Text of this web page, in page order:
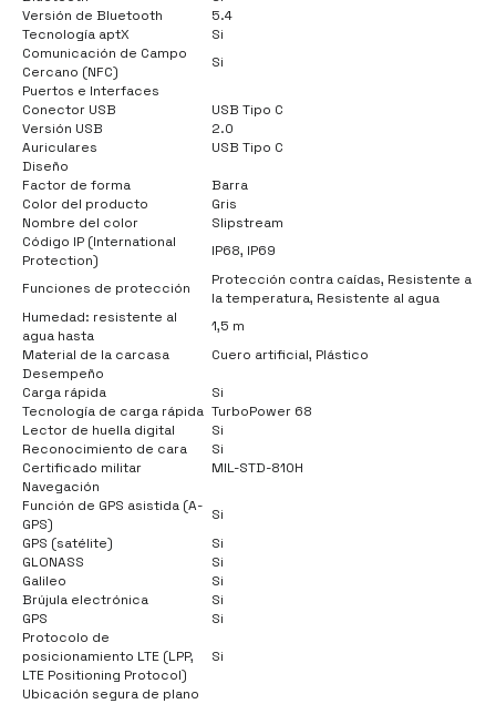
Versión de Bluetooth
5.4
Tecnología aptX
Si
Comunicación de Campo
Cercano (NFC)
Si
Puertos e Interfaces
Conector USB
USB Tipo C
Versión USB
2.0
Auriculares
USB Tipo C
Diseño
Factor de forma
Barra
Color del producto
Gris
Nombre del color
Slipstream
Código IP (International
Protection)
IP68, IP69
Funciones de protección
Protección contra caídas, Resistente a
la temperatura, Resistente al agua
Humedad: resistente al
agua hasta
1,5 m
Material de la carcasa
Cuero artificial, Plástico
Desempeño
Carga rápida
Si
Tecnología de carga rápida TurboPower 68
Lector de huella digital
Si
Reconocimiento de cara
Si
Certificado militar
MIL-STD-810H
Navegación
Función de GPS asistida (A-
GPS)
Si
GPS (satélite)
Si
GLONASS
Si
Galileo
Si
Brújula electrónica
Si
GPS
Si
Protocolo de
posicionamiento LTE (LPP,
LTE Positioning Protocol)
Si
Ubicación segura de plano